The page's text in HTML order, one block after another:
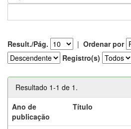
Result./Pág. | Ordenar por
Registro(s)
Resultado 1-1 de 1.
Ano de
publicação
Título